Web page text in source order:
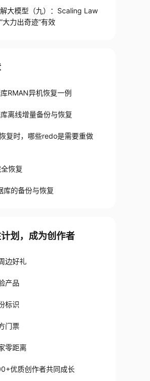
大模型（九）：Scaling Law
力出奇迹”有效
RMAN异机恢复一例
离线增量备份与恢复
复时，哪些redo是需要重做
恢复
库的备份与恢复
划，成为创作者
边好礼
产品
标识
门票
零距离
优质创作者共同成长